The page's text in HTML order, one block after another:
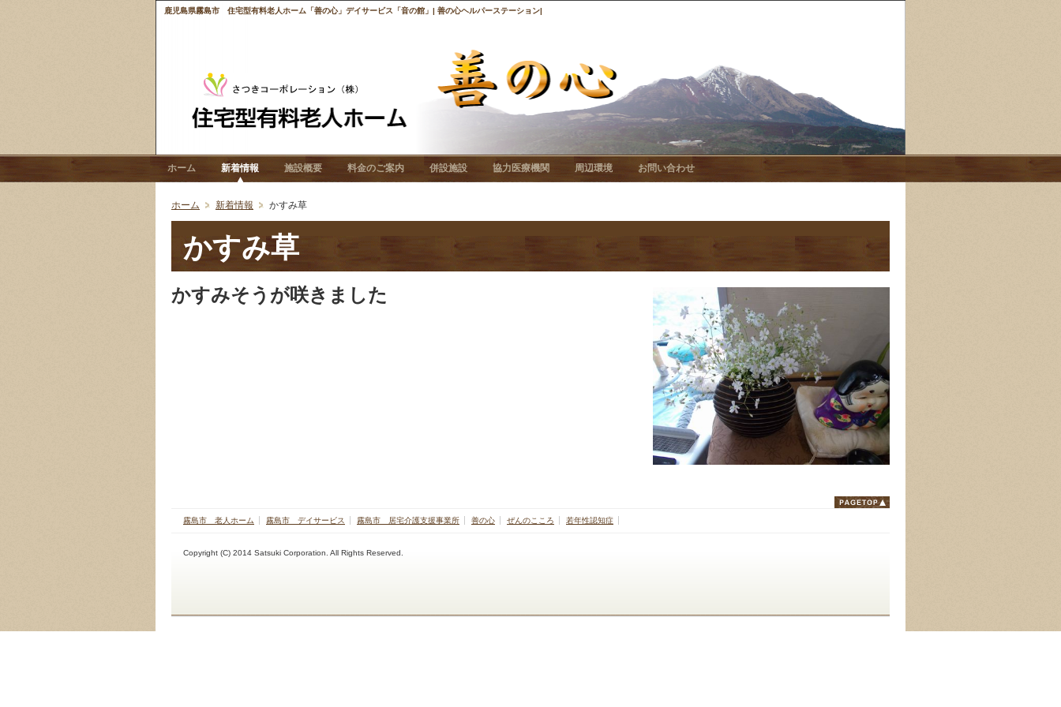
鹿児島県霧島市 住宅型有料老人ホーム「善の心」デイサービス「音の館」| 善の心ヘルパーステーション|
ホーム 新着情報 施設概要 料金のご案内 併設施設 協力医療機関 周辺環境 お問い合わせ
ホーム 新着情報 かすみ草
かすみ草
かすみそうが咲きました
霧島市 老人ホーム 霧島市 デイサービス 霧島市 居宅介護支援事業所 善の心 ぜんのこころ 若年性認知症
Copyright (C) 2014 Satsuki Corporation. All Rights Reserved.